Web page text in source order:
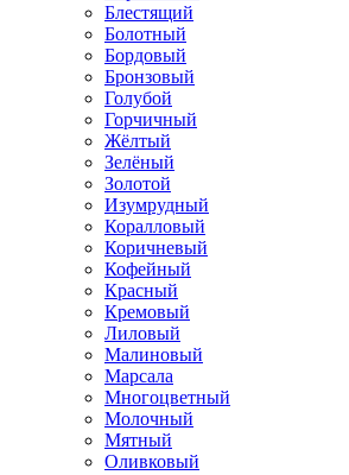
Блестящий
Болотный
Бордовый
Бронзовый
Голубой
Горчичный
Жёлтый
Зелёный
Золотой
Изумрудный
Коралловый
Коричневый
Кофейный
Красный
Кремовый
Лиловый
Малиновый
Марсала
Многоцветный
Молочный
Мятный
Оливковый